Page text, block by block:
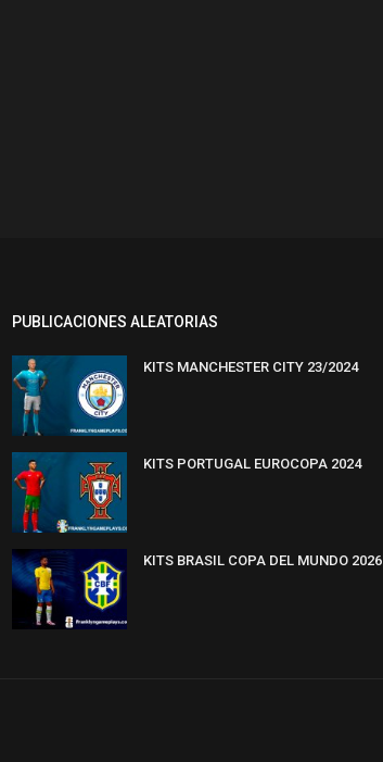
PUBLICACIONES ALEATORIAS
KITS MANCHESTER CITY 23/2024
KITS PORTUGAL EUROCOPA 2024
KITS BRASIL COPA DEL MUNDO 2026